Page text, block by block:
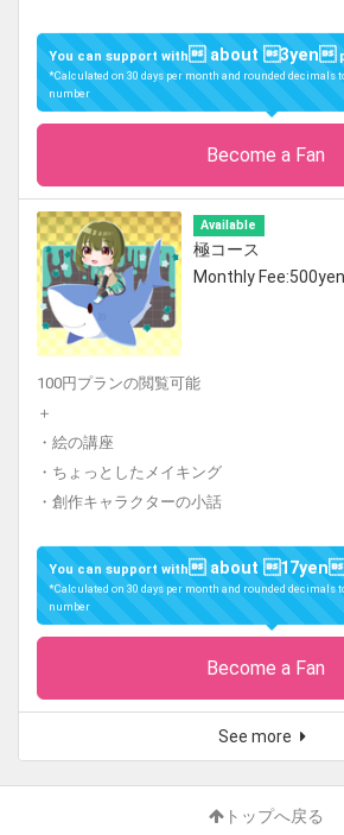
You can support with about 3yen
*Calculated on 30 days per month and rounded decimals
number
Become a Fan
Available
極コース
Monthly
100円プランの閲覧可能
＋
・絵の講座
・ちょっとしたメイキング
・創作キャラクターの小話
You can support with about 17yen
*Calculated on 30 days per month and rounded decimals
number
Become a Fan
See more
トップへ戻る